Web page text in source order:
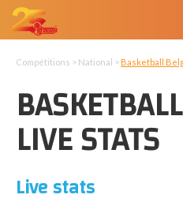
Compétitions > National >Basketball
LIVE STATS
Live stats